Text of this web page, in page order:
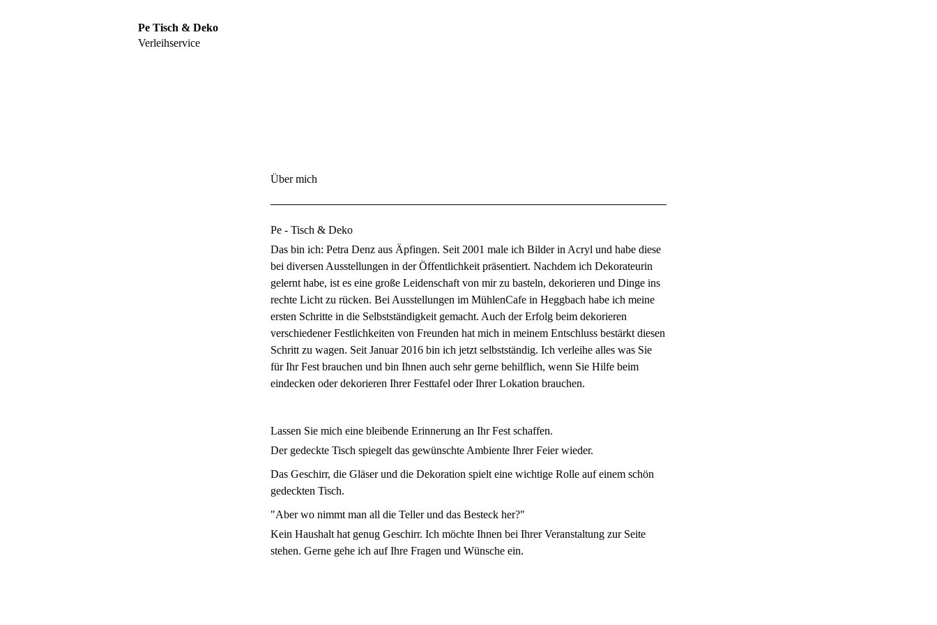
Pe Tisch & Deko
Verleihservice
Über mich
Pe - Tisch & Deko
Das bin ich: Petra Denz aus Äpfingen. Seit 2001 male ich Bilder in Acryl und habe diese
bei diversen Ausstellungen in der Öffentlichkeit präsentiert. Nachdem ich Dekorateurin
gelernt habe, ist es eine große Leidenschaft von mir zu basteln, dekorieren und Dinge ins
rechte Licht zu rücken. Bei Ausstellungen im MühlenCafe in Heggbach habe ich meine
ersten Schritte in die Selbstständigkeit gemacht. Auch der Erfolg beim dekorieren
verschiedener Festlichkeiten von Freunden hat mich in meinem Entschluss bestärkt diesen
Schritt zu wagen. Seit Januar 2016 bin ich jetzt selbstständig. Ich verleihe alles was Sie
für Ihr Fest brauchen und bin Ihnen auch sehr gerne behilflich, wenn Sie Hilfe beim
eindecken oder dekorieren Ihrer Festtafel oder Ihrer Lokation brauchen.
Lassen Sie mich eine bleibende Erinnerung an Ihr Fest schaffen.
Der gedeckte Tisch spiegelt das gewünschte Ambiente Ihrer Feier wieder.
Das Geschirr, die Gläser und die Dekoration spielt eine wichtige Rolle auf einem schön
gedeckten Tisch.
"Aber wo nimmt man all die Teller und das Besteck her?"
Kein Haushalt hat genug Geschirr. Ich möchte Ihnen bei Ihrer Veranstaltung zur Seite
stehen. Gerne gehe ich auf Ihre Fragen und Wünsche ein.